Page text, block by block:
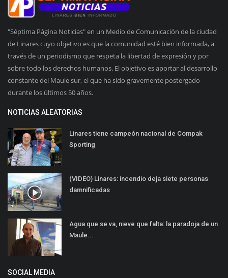
"Séptima Página Noticias" en un Medio de Comunicación de la ciudad
de Linares cuyo objetivo es que la comunidad esté bien informada, a
través de un periodismo que respeta la libertad de expresión y por
sobre todo los derechos humanos. El objetivo es aportar al desarrollo
constante del Maule sur, el que ha sido gravemente postergado
durante los últimos 50 años.
NOTICIAS ALEATORIAS
Linares tiene campeón nacional de Compak
Sporting
(VIDEO) Linares: incendio deja siete personas
damnificadas
Agua que se va, nieve que falta: la paradoja de un
Maule...
SOCIAL MEDIA